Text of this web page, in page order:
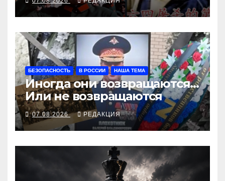
БЕЗОПАСНОСТЬ В РОССИИ НАША ТЕМА
Иногда они возвращаются…
Или не возвращаются
07.08.2026 РЕДАКЦИЯ